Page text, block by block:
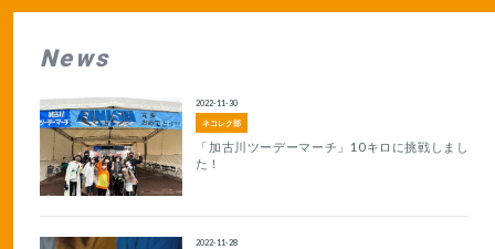
News
ネコレク部
2022-11-30
「加古川ツーデーマーチ」10キロに挑戦しまし
た！
2022-11-28